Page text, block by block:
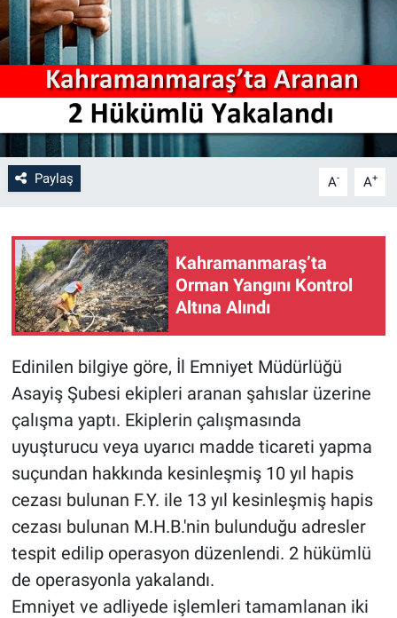
Paylaş A- A+
Kahramanmaraş’ta
Orman Yangını Kontrol
Altına Alındı
Edinilen bilgiye göre, İl Emniyet Müdürlüğü
Asayiş Şubesi ekipleri aranan şahıslar üzerine
çalışma yaptı. Ekiplerin çalışmasında
uyuşturucu veya uyarıcı madde ticareti yapma
suçundan hakkında kesinleşmiş 10 yıl hapis
cezası bulunan F.Y. ile 13 yıl kesinleşmiş hapis
cezası bulunan M.H.B.'nin bulunduğu adresler
tespit edilip operasyon düzenlendi. 2 hükümlü
de operasyonla yakalandı.
Emniyet ve adliyede işlemleri tamamlanan iki
YAŞAM
EĞİTİM
ASAYİŞ
MAGAZİN
KÜLTÜR-SANAT
ÇEVRE